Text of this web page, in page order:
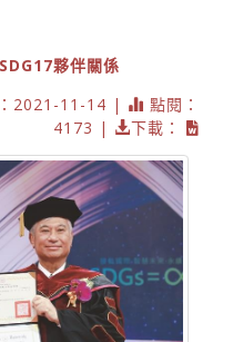
夥伴關係
2021-11-14 |
點閱：
4173 |
下載：